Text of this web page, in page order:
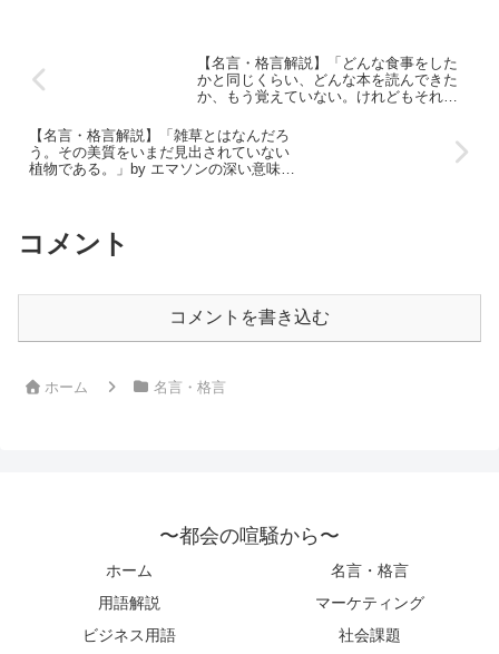
【名言・格言解説】「どんな食事をした
かと同じくらい、どんな本を読んできた
か、もう覚えていない。けれどもそれが
味と得られる教訓
【名言・格言解説】「雑草とはなんだろ
う。その美質をいまだ見出されていない
植物である。」by エマソンの深い意味と
コメント
コメントを書き込む
ホーム 名言・格言
〜都会の喧騒から〜
ホーム
名言・格言
用語解説
マーケティング
ビジネス用語
社会課題